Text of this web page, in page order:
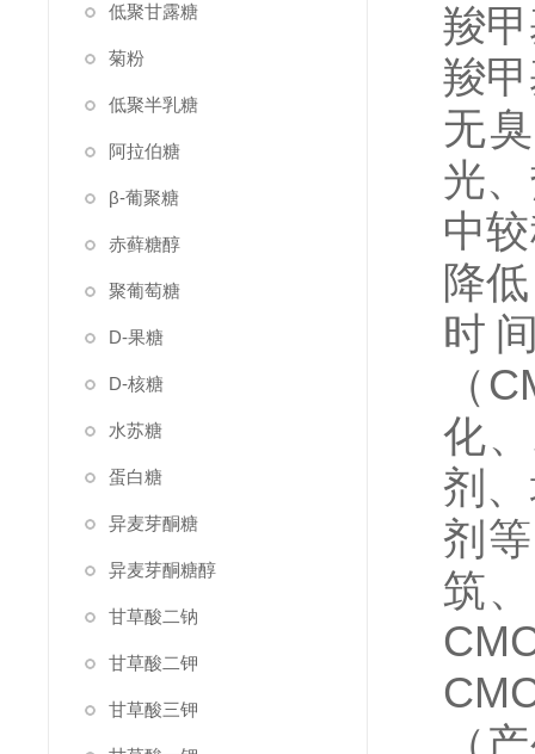
低聚甘露糖
菊粉
低聚半乳糖
阿拉伯糖
β-葡聚糖
赤藓糖醇
聚葡萄糖
D-果糖
D-核糖
水苏糖
蛋白糖
异麦芽酮糖
异麦芽酮糖醇
甘草酸二钠
甘草酸二钾
甘草酸三钾
羧
羧
无
光
中
降
时
（
化
剂
剂
筑
（